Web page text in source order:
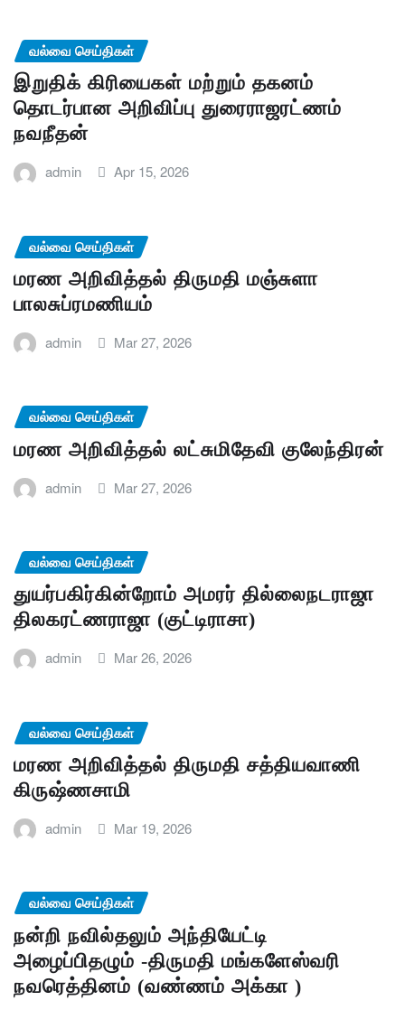
வல்வை செய்திகள்
இறுதிக் கிரியைகள் மற்றும் தகனம்
தொடர்பான அறிவிப்பு துரைராஜரட்ணம்
நவநீதன்
admin Apr 15, 2026
வல்வை செய்திகள்
மரண அறிவித்தல் திருமதி மஞ்சுளா
பாலசுப்ரமணியம்
admin Mar 27, 2026
வல்வை செய்திகள்
மரண அறிவித்தல் லட்சுமிதேவி குலேந்திரன்
admin Mar 27, 2026
வல்வை செய்திகள்
துயர்பகிர்கின்றோம் அமரர் தில்லைநடராஜா
திலகரட்ணராஜா (குட்டிராசா)
admin Mar 26, 2026
வல்வை செய்திகள்
மரண அறிவித்தல் திருமதி சத்தியவாணி
கிருஷ்ணசாமி
admin Mar 19, 2026
வல்வை செய்திகள்
நன்றி நவில்தலும் அந்தியேட்டி
அழைப்பிதழும் -திருமதி மங்களேஸ்வரி
நவரெத்தினம் (வண்ணம் அக்கா )